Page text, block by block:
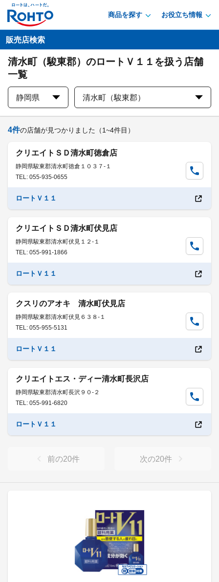
商品を探す お役立ち情報
販売店検索
清水町（駿東郡）のロートＶ１１を扱う店舗
一覧
静岡県 清水町（駿東郡）
4件の店舗が見つかりました （1~4件目）
クリエイトＳＤ清水町徳倉店
静岡県駿東郡清水町徳倉１０３７-１
TEL: 055-935-0655
ロートＶ１１
クリエイトＳＤ清水町伏見店
静岡県駿東郡清水町伏見１２-１
TEL: 055-991-1866
ロートＶ１１
クスリのアオキ 清水町伏見店
静岡県駿東郡清水町伏見６３８-１
TEL: 055-955-5131
ロートＶ１１
クリエイトエス・ディー清水町長沢店
静岡県駿東郡清水町長沢９０-２
TEL: 055-991-6820
ロートＶ１１
前の20件 次の20件